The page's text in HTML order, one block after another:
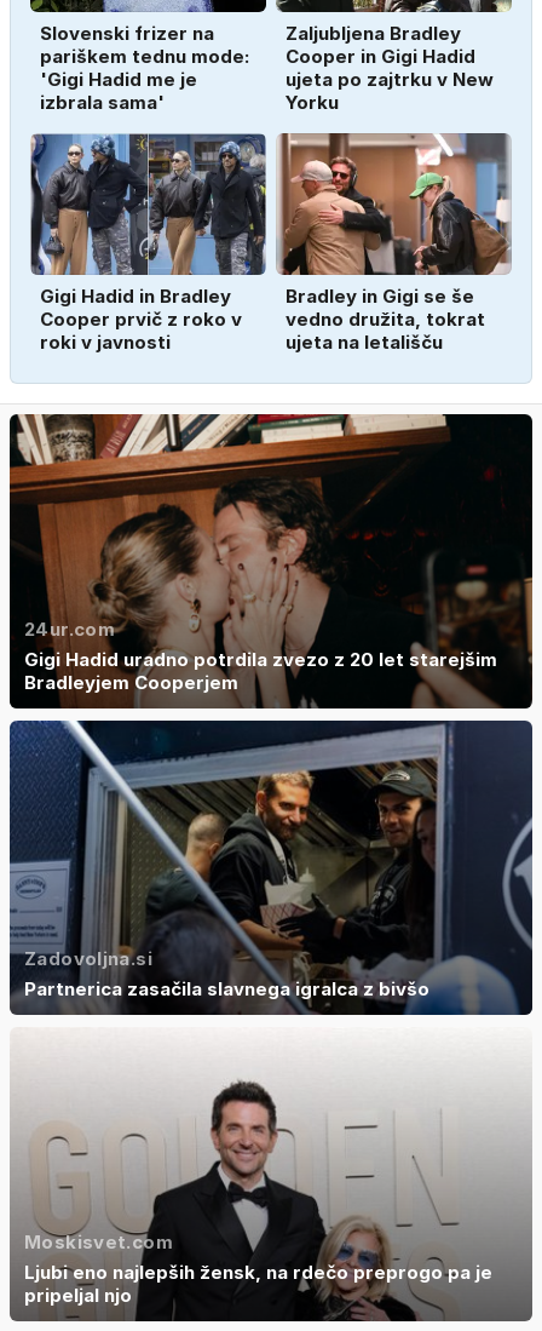
Slovenski frizer na
pariškem tednu mode:
'Gigi Hadid me je
izbrala sama'
Zaljubljena Bradley
Cooper in Gigi Hadid
ujeta po zajtrku v New
Yorku
Gigi Hadid in Bradley
Cooper prvič z roko v
roki v javnosti
Bradley in Gigi se še
vedno družita, tokrat
ujeta na letališču
24ur.com
Gigi Hadid uradno potrdila zvezo z 20 let starejšim
Bradleyjem Cooperjem
Zadovoljna.si
Partnerica zasačila slavnega igralca z bivšo
Moskisvet.com
Ljubi eno najlepših žensk, na rdečo preprogo pa je
pripeljal njo